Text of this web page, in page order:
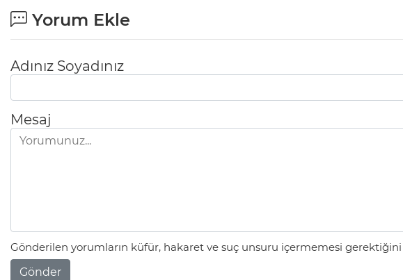
Yorum Ekle
Adınız Soyadınız
Mesaj
Gönderilen yorumların küfür, hakaret ve suç unsuru içermemesi gerektiğini
Gönder